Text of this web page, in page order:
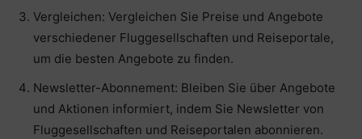
Vergleichen: Vergleichen Sie Preise und Angebote
verschiedener Fluggesellschaften und Reiseportale,
um die besten Angebote zu finden.
Newsletter-Abonnement: Bleiben Sie über Angebote
und Aktionen informiert, indem Sie Newsletter von
Fluggesellschaften und Reiseportalen abonnieren.